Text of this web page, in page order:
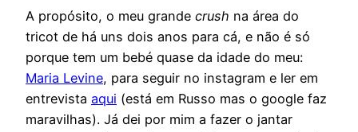
A propósito, o meu grande crush na área do
tricot de há uns dois anos para cá, e não é só
porque tem um bebé quase da idade do meu:
Maria Levine, para seguir no instagram e ler em
entrevista aqui (está em Russo mas o google faz
maravilhas). Já dei por mim a fazer o jantar